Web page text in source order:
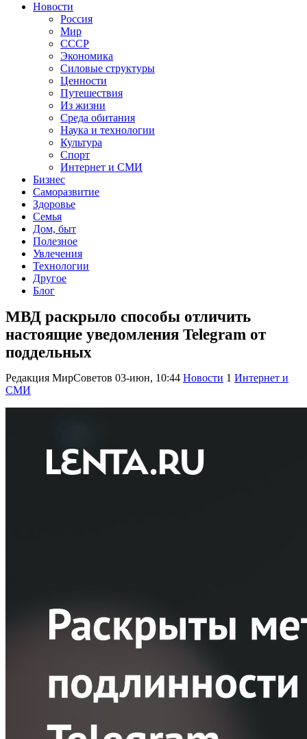
Новости
Россия
Мир
СССР
Экономика
Силовые структуры
Ценности
Путешествия
Из жизни
Среда обитания
Наука и технологии
Культура
Спорт
Интернет и СМИ
Бизнес
Саморазвитие
Здоровье
Семья
Дом, быт
Полезное
Увлечения
Технологии
Другое
Блог
МВД раскрыло способы отличить
настоящие уведомления Telegram от
поддельных
Редакция МирСоветов 03-июн, 10:44 Новости 1 Интернет и
СМИ